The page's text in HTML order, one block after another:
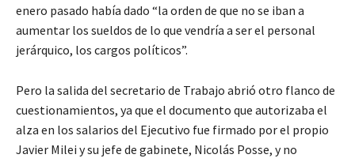
enero pasado había dado “la orden de que no se iban a
aumentar los sueldos de lo que vendría a ser el personal
jerárquico, los cargos políticos”.
Pero la salida del secretario de Trabajo abrió otro flanco de
cuestionamientos, ya que el documento que autorizaba el
alza en los salarios del Ejecutivo fue firmado por el propio
Javier Milei y su jefe de gabinete, Nicolás Posse, y no